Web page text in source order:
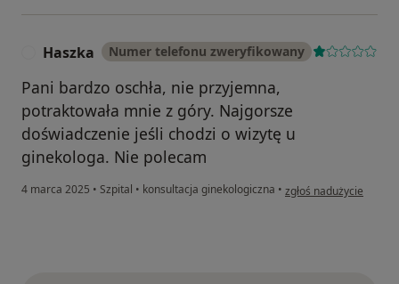
Haszka Numer telefonu zweryfikowany
Pani bardzo oschła, nie przyjemna,
potraktowała mnie z góry. Najgorsze
doświadczenie jeśli chodzi o wizytę u
ginekologa. Nie polecam
4 marca 2025 • Szpital • konsultacja ginekologiczna • w opinii użytkownika
zgłoś nadużycie